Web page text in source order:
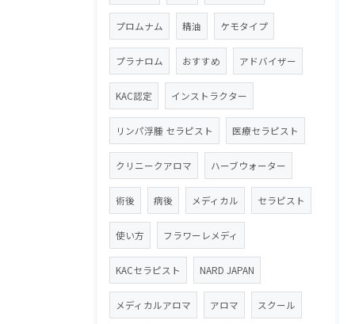
プロムナム 精油 ケモタイプ
プラナロム おすすめ アドバイザー
KAC認定 インストラクター
リンパ浮腫 セラピスト 医療セラピスト
クリニークアロマ ハーブウォーター
術後 病後 メディカル セラピスト
使い方 フラワーレメディ
KACセラピスト NARD JAPAN
メディカルアロマ アロマ スクール